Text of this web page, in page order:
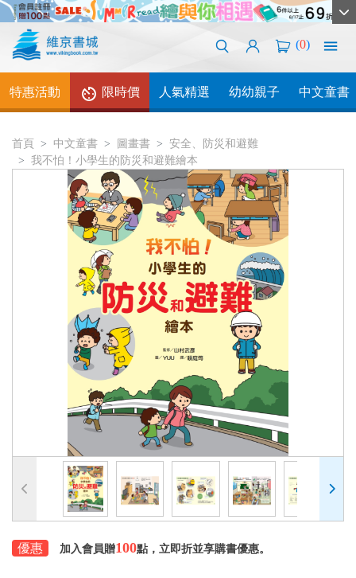
(0)
特惠活動 限時價 人氣精選 幼幼親子 中文童書
首頁 中文童書 圖畫書
安全、防災和避難
我不怕！小學生的防災和避難繪本
優惠 加入會員贈100點，立即折並享購書優惠。